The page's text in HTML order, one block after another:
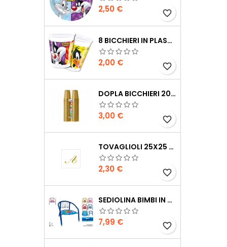
Prezzo
2,50 € favorite_border
8 BICCHIERI IN PLASTICA LONNEY TUNES 200 ML
Prezzo
2,00 € favorite_border
DOPLA BICCHIERI 200CC 100PZ ORO
Prezzo
3,00 € favorite_border
TOVAGLIOLI 25X25 CM CON LETTERA 20 PEZZI
Prezzo
2,30 € favorite_border
SEDIOLINA BIMBI IN METALLO CON SONORO
Prezzo
7,99 € favorite_border